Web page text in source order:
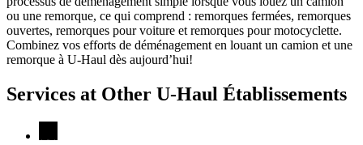
ou une remorque, ce qui comprend : remorques fermées, remorques
ouvertes, remorques pour voiture et remorques pour motocyclette.
Combinez vos efforts de déménagement en louant un camion et une
remorque à U-Haul dès aujourd’hui!
Services at Other U-Haul Établissements